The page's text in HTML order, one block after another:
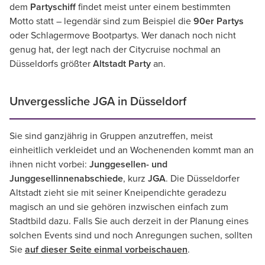
dem Partyschiff findet meist unter einem bestimmten
Motto statt – legendär sind zum Beispiel die 90er Partys
oder Schlagermove Bootpartys. Wer danach noch nicht
genug hat, der legt nach der Citycruise nochmal an
Düsseldorfs größter Altstadt Party an.
Unvergessliche JGA in Düsseldorf
Sie sind ganzjährig in Gruppen anzutreffen, meist
einheitlich verkleidet und an Wochenenden kommt man an
ihnen nicht vorbei: Junggesellen- und
Junggesellinnenabschiede, kurz JGA. Die Düsseldorfer
Altstadt zieht sie mit seiner Kneipendichte geradezu
magisch an und sie gehören inzwischen einfach zum
Stadtbild dazu. Falls Sie auch derzeit in der Planung eines
solchen Events sind und noch Anregungen suchen, sollten
Sie auf dieser Seite einmal vorbeischauen.